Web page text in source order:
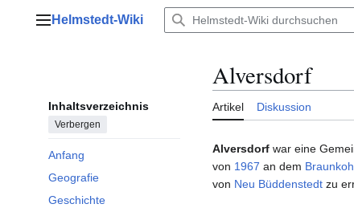
Hauptmenü
Helmstedt-Wiki
Inhaltsverzeichnis
Verbergen
Anfang
Geografie
Geschichte
Alversdorf
Artikel Diskussion
Alversdorf war eine
von 1967 an dem
von Neu Büddenstedt zu